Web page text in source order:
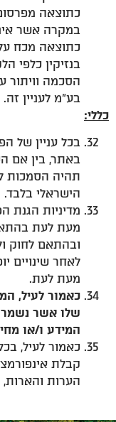
כתוצאה
במקרה אשר
כתוצאה מכח
בנזיקין כלפי
הסכמה וויתור
בע"מ לעניין זה.
כללי:
בכל עניין של
באתר, בין אם
תהיה הסמכות
הישראלי בלבד.
מדיניות הגנת
מעת לעת
ובהתאם לחוק
לאחר שינויים
מעת לעת.
כאמור לעיל,
שלו אשר נשמר
המידע ו/או
כאמור לעיל,
קבלת
הערות והארות, ניתן